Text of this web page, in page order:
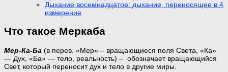
Дыхание восемнадцатое: дыхание, переносящее в 4
измерение
Что такое Меркаба
Мер-Ка-Ба (в перев. «Мер» – вращающиеся поля Света, «Ка»
— Дух, «Ба» — тело, реальность) – обозначает вращающийся
Свет, который переносит дух и тело в другие миры.